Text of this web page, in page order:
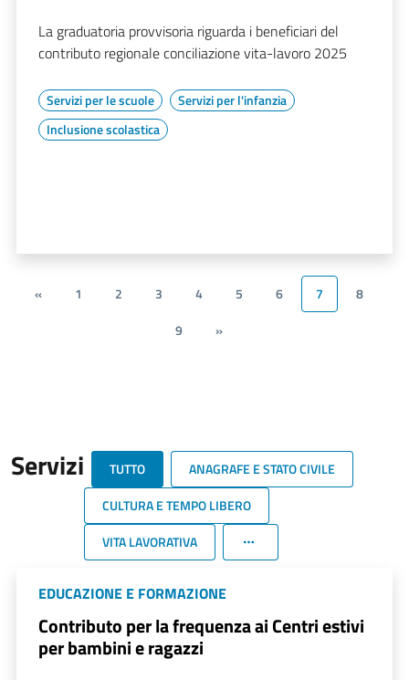
La graduatoria provvisoria riguarda i beneficiari del
contributo regionale conciliazione vita-lavoro 2025
Servizi per le scuole
Servizi per l'infanzia
Inclusione scolastica
« 1 2 3 4 5 6 7
8
9
»
Servizi TUTTO
ANAGRAFE E STATO CIVILE
CULTURA E TEMPO LIBERO
VITA LAVORATIVA
EDUCAZIONE E FORMAZIONE
Contributo per la frequenza ai Centri estivi
per bambini e ragazzi